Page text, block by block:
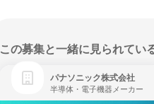
この募集と一緒に見られてい
パナソニック株式会社
半導体・電子機器メーカー